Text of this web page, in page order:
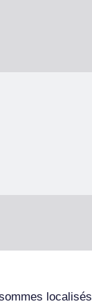
localisés